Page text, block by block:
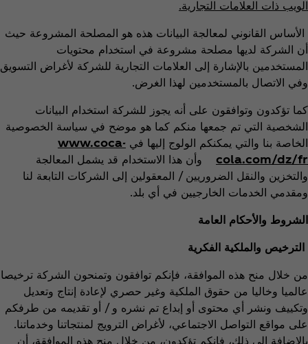
الويب ذات العلامات التجارية.
الأساس القانوني لمعالجة البيانات هذه هو المصلحة المشروعة حيث
أن الشركة لديها مصلحة مشروعة في استخدام محتويات
المستخدمين بالإشارة إلى العلامات التجارية للشركة لأغراض التسويق
وفي الاتصال بالمستخدمين لهذا الغرض.
كما تؤكدون وتوافقون على أنه يجوز للشركة استخدام البيانات
الشخصية التي تم جمعها منكم كما هو موضح في سياسة الخصوصية
الخاصة بنا والتي يمكنكم الولوج إليها في www.coca-
cola.com/dz/fr
وأن هذا الاستخدام قد يشمل المعالجة
والتخزين والنقل الضروريين / المعقولين إلى الشركات التابعة لنا
ومقدمي الخدمات الخارجيين في أي بلد.
الشروط والأحكام العامة
الترخيص والملكية الفكرية
من خلال منح هذه الموافقة، فإنكم توافقون وتمنحون الشركة ترخيصا
عالميا وخاليا من حقوق الملكية وغير حصري لإعادة إنتاج وتعديل
وتكييف ونشر أي محتوى أو إبداع تم نشره و / أو تقديمه من طرفكم
على مواقع التواصل الاجتماعي، لأغراض الترويج لمنتجاتنا وخدماتنا.
بالإضافة إلى ذلك، فإنكم تؤكدون، من خلال منح هذه الموافقة، أن